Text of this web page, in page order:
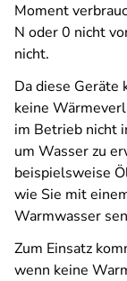
Moment
N oder 0 nicht
nicht.
Da diese Geräte
keine
im Betrieb nicht
um Wasser zu
beispielsweise
wie Sie mit
Warmwasser
Zum Einsatz
wenn keine